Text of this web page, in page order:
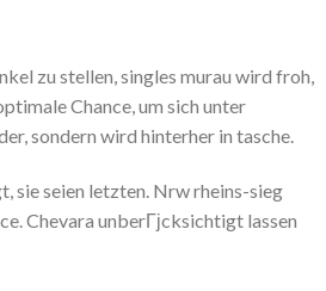
zu stellen, singles murau wird froh,
Chance, um sich unter
sondern wird hinterher in tasche.
sie seien letzten. Nrw rheins-sieg
Chevara unberГјcksichtigt lassen